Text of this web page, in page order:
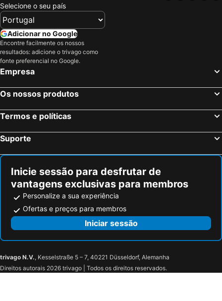
Selecione o seu país
Adicionar no Google
Encontre facilmente os nossos
resultados: adicione o trivago como
fonte preferencial no Google.
Empresa
Os nossos produtos
Termos e políticas
Suporte
Inicie sessão para desfrutar de
vantagens exclusivas para membros
Personalize a sua experiência
Ofertas e preços para membros
Iniciar sessão
trivago N.V., Kesselstraße 5 – 7, 40221 Düsseldorf, Alemanha
Direitos autorais 2026 trivago | Todos os direitos reservados.